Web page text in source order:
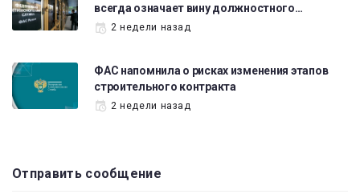
всегда означает вину должностного…
2 недели назад
ФАС напомнила о рисках изменения этапов
строительного контракта
2 недели назад
Отправить сообщение